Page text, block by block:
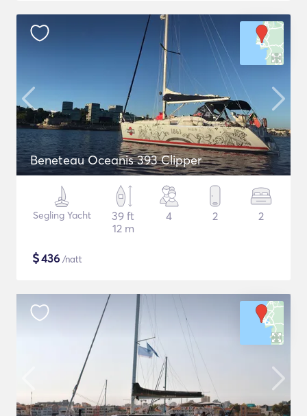
Beneteau Oceanis 393 Clipper
Segling Yacht
39 ft
12 m
4 2 2
$436 /natt